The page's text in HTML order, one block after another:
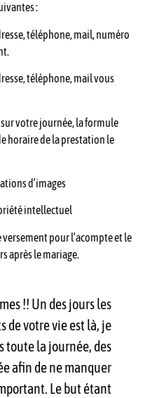
:
téléphone, mail, numéro
téléphone, mail vous
votre journée, la formule
horaire de la prestation le
d’images
intellectuel
versement pour l’acompte et le
après le mariage.
!! Un des jours les
de votre vie est là, je
toute la journée, des
afin de ne manquer
Le but étant